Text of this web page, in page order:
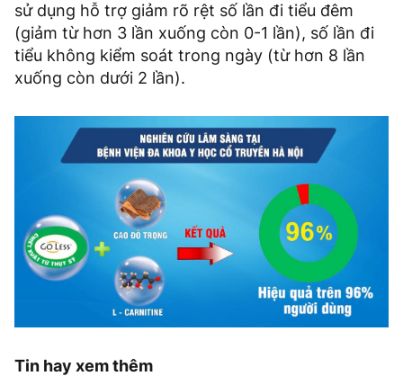
sử dụng hỗ trợ giảm rõ rệt số lần đi tiểu đêm
(giảm từ hơn 3 lần xuống còn 0-1 lần), số lần đi
tiểu không kiểm soát trong ngày (từ hơn 8 lần
xuống còn dưới 2 lần).
Tin hay xem thêm